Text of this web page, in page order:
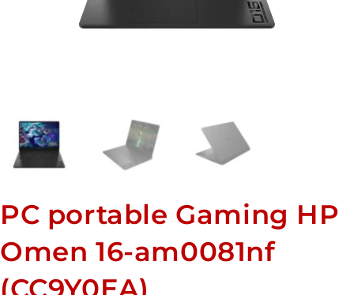
PC portable Gaming HP
Omen 16-am0081nf